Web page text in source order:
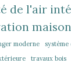
de l'air
maison
moderne
système
travaux bois